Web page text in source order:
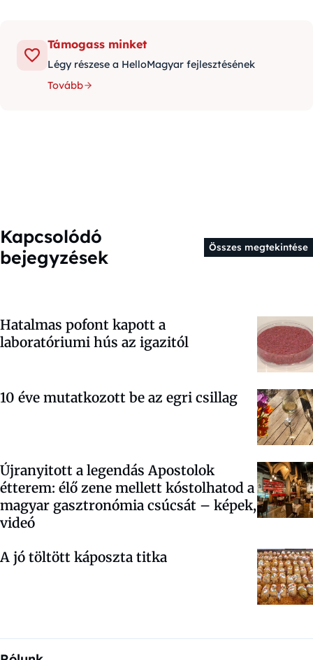
Támogass minket
Légy részese a HelloMagyar fejlesztésének
Tovább
Kapcsolódó
bejegyzések
Összes megtekintése
Hatalmas pofont kapott a
laboratóriumi hús az igazitól
10 éve mutatkozott be az egri csillag
Újranyitott a legendás Apostolok
étterem: élő zene mellett kóstolhatod a
magyar gasztronómia csúcsát – képek,
videó
A jó töltött káposzta titka